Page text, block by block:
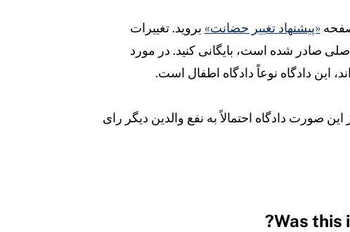
صفحه«پیشنهاد تغییر حضانت» بروید. تغییرات
اصلی صادر شده است، بایگانی کنید. در مورد
این دادگاه نوعاً دادگاه اطفال است.
این صورت دادگاه احتمالاً به نفع والدین دیگر رای
Was this